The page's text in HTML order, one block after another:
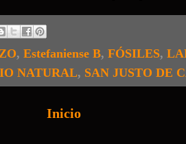
, Estefaniense B, FÓSILES,
NATURAL, SAN JUSTO DE
Inicio